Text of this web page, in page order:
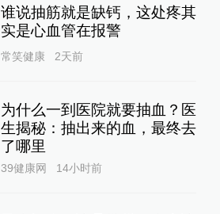
谁说抽筋就是缺钙，这处疼其
实是心血管在报警
常笑健康 2天前
为什么一到医院就要抽血？医
生揭秘：抽出来的血，最终去
了哪里
39健康网 14小时前